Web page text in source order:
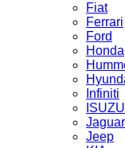
Fiat
Ferrari
Ford
Honda
Infiniti
ISUZU
Jaguar
Jeep